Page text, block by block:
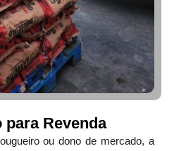
para Revenda
ou dono de mercado, a